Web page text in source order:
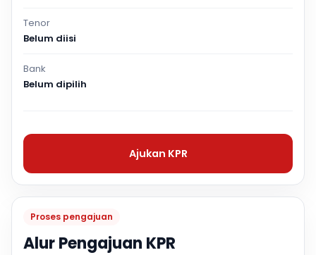
Proses pengajuan
Alur Pengajuan KPR
Tenor
Belum diisi
Bank
Belum dipilih
Ajukan KPR